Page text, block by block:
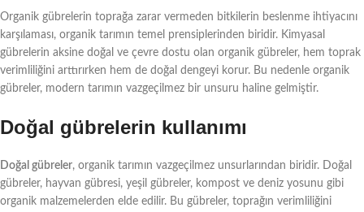
Organik gübrelerin toprağa zarar vermeden bitkilerin beslenme ihtiyacını
karşılaması, organik tarımın temel prensiplerinden biridir. Kimyasal
gübrelerin aksine doğal ve çevre dostu olan organik gübreler, hem toprak
verimliliğini arttırırken hem de doğal dengeyi korur. Bu nedenle organik
gübreler, modern tarımın vazgeçilmez bir unsuru haline gelmiştir.
Doğal gübrelerin kullanımı
Doğal gübreler, organik tarımın vazgeçilmez unsurlarından biridir. Doğal
gübreler, hayvan gübresi, yeşil gübreler, kompost ve deniz yosunu gibi
organik malzemelerden elde edilir. Bu gübreler, toprağın verimliliğini